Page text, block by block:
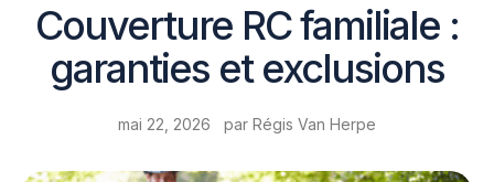
Couverture RC familiale :
garanties et exclusions
mai 22, 2026 par Régis Van Herpe